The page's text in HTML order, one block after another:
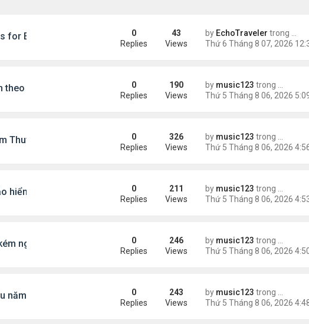
for Efficient Marketplace Trading Decisions by EchoTraveler trong
Tin
0
Replies
43
Views
nơi sinh, mở rộng chống “du lịch sinh con”by music123 trong
Tin
0
Replies
190
Views
Thuý Hằng by music123 trong
0
Replies
326
Views
hiểm by music123 trong
0
Replies
211
Views
người khác" by music123 trong
0
Replies
246
Views
năm ở ẩn by music123 trong
0
Replies
243
Views